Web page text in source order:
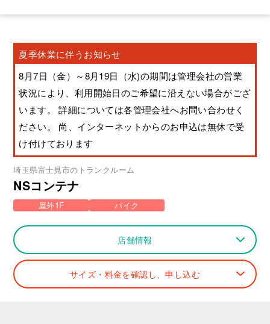
夏季休業に伴うお知らせ
8月7日（金）～8月19日（水)の期間は管理会社の営業
状況により、利用開始日のご希望に沿えない場合がござ
います。 詳細については各管理会社へお問い合わせく
ださい。 尚、インターネットからのお申込は無休で受
け付けております
埼玉県富士見市のトランクルーム
NSコンテナ
屋外1F バイク
店舗情報
サイズ・料金を確認し、申し込む